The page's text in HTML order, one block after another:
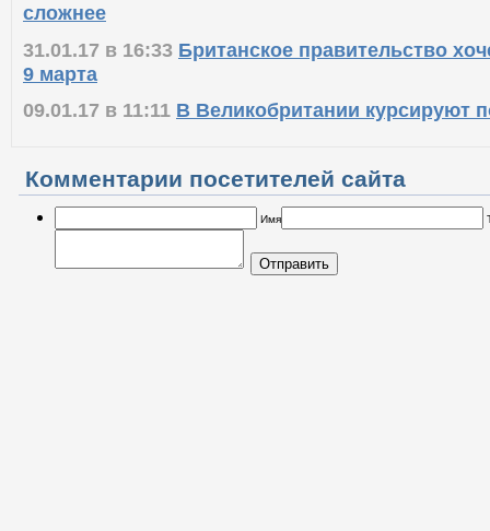
сложнее
31.01.17 в 16:33 Британское правительство
9 марта
09.01.17 в 11:11 В Великобритании курсируют
Комментарии посетителей сайта
Имя
Отправить